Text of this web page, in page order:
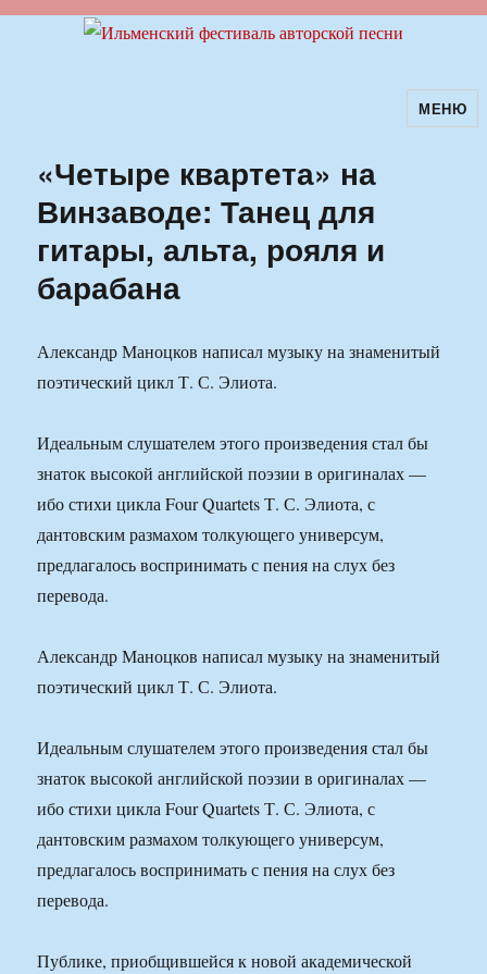
Ильменский фестиваль авторскойМЕНЮ
«Четыре квартета» на
Винзаводе: Танец для
гитары, альта, рояля и
барабана
Александр Маноцков написал музыку на знаменитый
поэтический цикл Т. С. Элиота.
Идеальным слушателем этого произведения стал бы
знаток высокой английской поэзии в оригиналах —
ибо стихи цикла Four Quartets Т. С. Элиота, с
дантовским размахом толкующего универсум,
предлагалось воспринимать с пения на слух без
перевода.
Александр Маноцков написал музыку на знаменитый
поэтический цикл Т. С. Элиота.
Идеальным слушателем этого произведения стал бы
знаток высокой английской поэзии в оригиналах —
ибо стихи цикла Four Quartets Т. С. Элиота, с
дантовским размахом толкующего универсум,
предлагалось воспринимать с пения на слух без
перевода.
Публике, приобщившейся к новой академической